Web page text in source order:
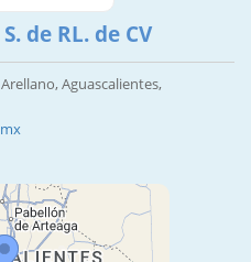
de RL. de CV
Aguascalientes,